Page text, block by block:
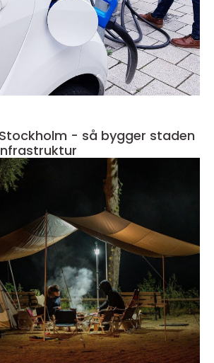
- så bygger staden